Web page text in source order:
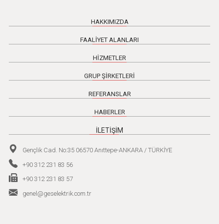
HAKKIMIZDA
FAALİYET ALANLARI
HİZMETLER
GRUP ŞİRKETLERİ
REFERANSLAR
HABERLER
İLETİŞİM
Gençlik Cad. No:35 06570 Anıttepe-ANKARA / TÜRKİYE
+90 312 231 83 56
+90 312 231 83 57
genel@geselektrik.com.tr